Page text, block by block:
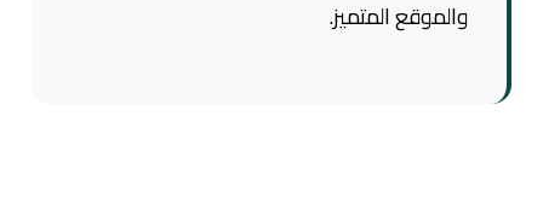
والموقع المتميز.